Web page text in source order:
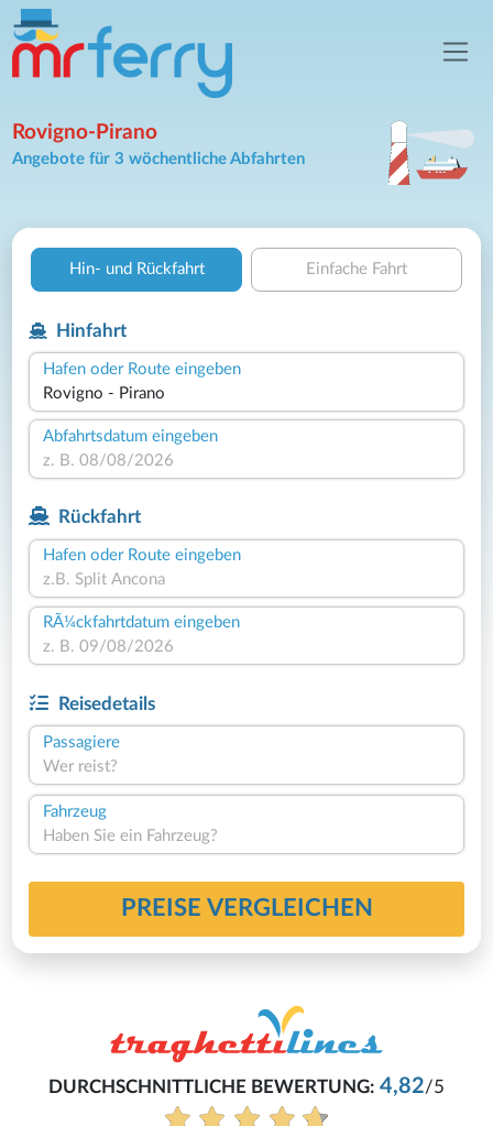
Rovigno-Pirano
Angebote für 3 wöchentliche Abfahrten
Hin- und Rückfahrt Einfache Fahrt
Hinfahrt
Hafen oder Route eingeben
Abfahrtsdatum eingeben
Rückfahrt
Hafen oder Route eingeben
RÃ¼ckfahrtdatum eingeben
Reisedetails
Passagiere
Wer reist?
Fahrzeug
Haben Sie ein Fahrzeug?
PREISE VERGLEICHEN
DURCHSCHNITTLICHE BEWERTUNG: 4,82/5